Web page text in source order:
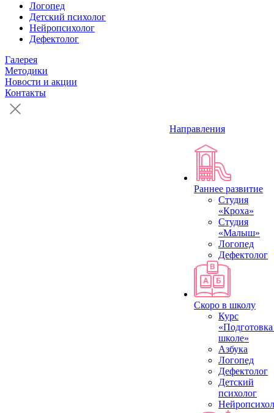
Логопед
Детский психолог
Нейропсихолог
Дефектолог
Галерея
Методики
Новости и акции
Контакты
Направления
Раннее развитие
Студия
«Кроха»
Студия
«Малыш»
Логопед
Дефектолог
Скоро в школу
Курс
школе»
Азбука
Логопед
Дефектолог
Детский
психолог